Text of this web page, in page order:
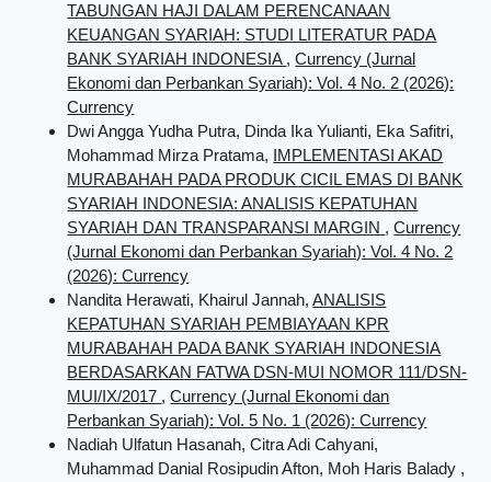
TABUNGAN HAJI DALAM PERENCANAAN
KEUANGAN SYARIAH: STUDI LITERATUR PADA
BANK SYARIAH INDONESIA ,Currency (Jurnal
Ekonomi dan Perbankan Syariah): Vol. 4 No. 2 (2026):
Currency
Dwi Angga Yudha Putra, Dinda Ika Yulianti, Eka Safitri,
Mohammad Mirza Pratama, IMPLEMENTASI AKAD
MURABAHAH PADA PRODUK CICIL EMAS DI BANK
SYARIAH INDONESIA: ANALISIS KEPATUHAN
SYARIAH DAN TRANSPARANSI MARGIN ,Currency
(Jurnal Ekonomi dan Perbankan Syariah): Vol. 4 No. 2
(2026): Currency
Nandita Herawati, Khairul Jannah,ANALISIS
KEPATUHAN SYARIAH PEMBIAYAAN KPR
MURABAHAH PADA BANK SYARIAH INDONESIA
BERDASARKAN FATWA DSN-MUI NOMOR 111/DSN-
MUI/IX/2017 ,Currency (Jurnal Ekonomi dan
Perbankan Syariah): Vol. 5 No. 1 (2026): Currency
Nadiah Ulfatun Hasanah, Citra Adi Cahyani,
Muhammad Danial Rosipudin Afton, Moh Haris Balady ,